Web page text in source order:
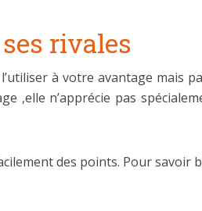
rivales
à votre avantage mais
n’apprécie pas
des points. Pour savoir